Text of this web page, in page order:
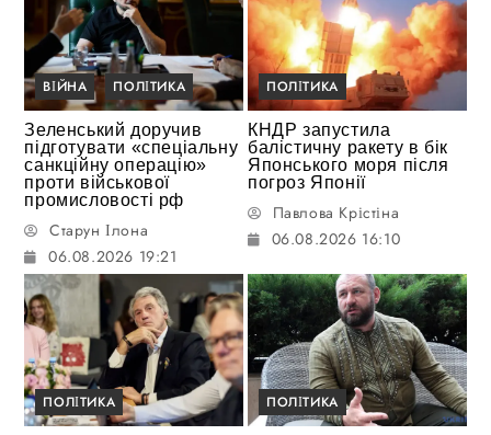
ВІЙНА ПОЛІТИКА
Зеленський доручив
підготувати «спеціальну
санкційну операцію»
проти військової
промисловості рф
Старун Ілона
06.08.2026 19:21
ПОЛІТИКА
КНДР запустила
балістичну ракету в бік
Японського моря після
погроз Японії
Павлова Крістіна
06.08.2026 16:10
ПОЛІТИКА ПОЛІТИКА